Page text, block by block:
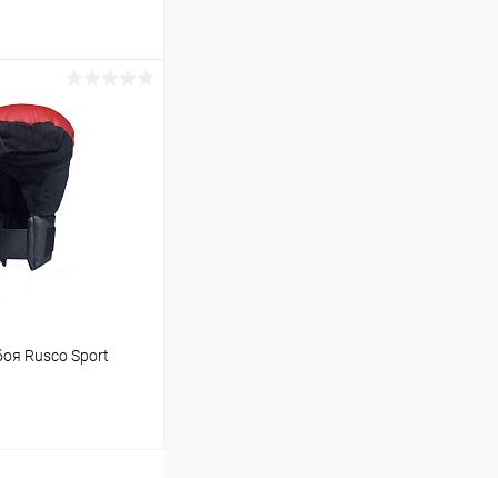
Сравнение
В наличии
Rusco Sport